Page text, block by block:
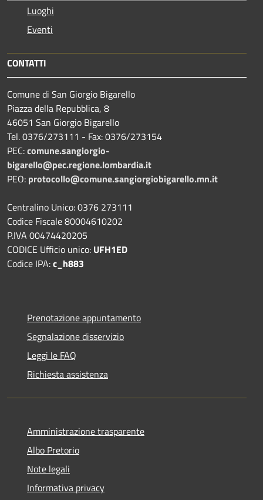
Luoghi
Eventi
CONTATTI
Comune di San Giorgio Bigarello
Piazza della Repubblica, 8
46051 San Giorgio Bigarello
Tel. 0376/273111 - Fax: 0376/273154
PEC:comune.sangiorgio-
bigarello@pec.regione.lombardia.it
PEO: protocollo@comune.sangiorgiobigarello.mn.it
Centralino Unico: 0376 273111
Codice Fiscale 80004610202
P.IVA 00474420205
CODICE Ufficio unico: UFH1ED
Codice IPA:c_h883
Prenotazione appuntamento
Segnalazione disservizio
Leggi le FAQ
Richiesta assistenza
Amministrazione trasparente
Albo Pretorio
Note legali
Informativa privacy